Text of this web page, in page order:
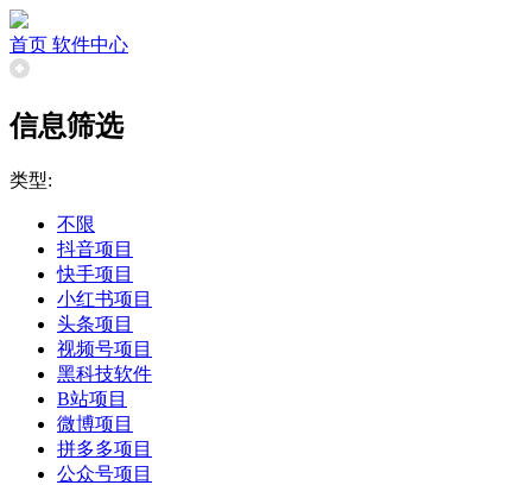
首页 软件中心
信息筛选
类型:
不限
抖音项目
快手项目
小红书项目
头条项目
视频号项目
黑科技软件
B站项目
微博项目
拼多多项目
公众号项目